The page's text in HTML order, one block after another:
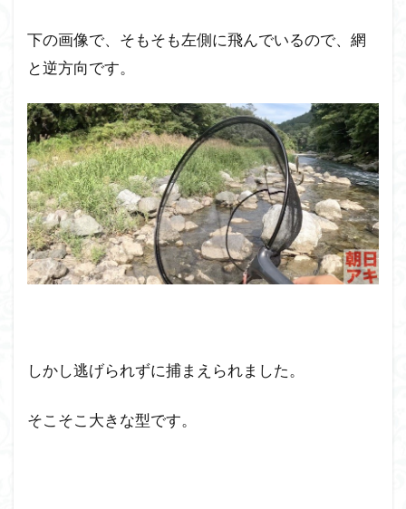
下の画像で、そもそも左側に飛んでいるので、網
と逆方向です。
しかし逃げられずに捕まえられました。
そこそこ大きな型です。